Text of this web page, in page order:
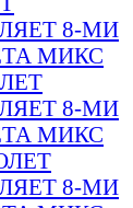
8-МИ
МИКС
8-МИ
МИКС
8-МИ